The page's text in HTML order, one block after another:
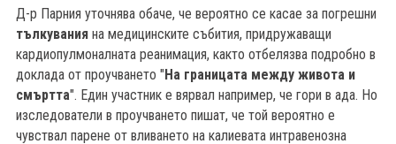
Д-р Парния уточнява обаче, че вероятно се касае за погрешни
тълкуванияна медицинските събития, придружаващи
кардиопулмоналната реанимация, както отбелязва подробно в
доклада от проучването "На границата между живота и
смъртта". Един участник е вярвал например, че гори в ада. Но
изследователи в проучването пишат, че той вероятно е
чувствал парене от вливането на калиевата интравенозна